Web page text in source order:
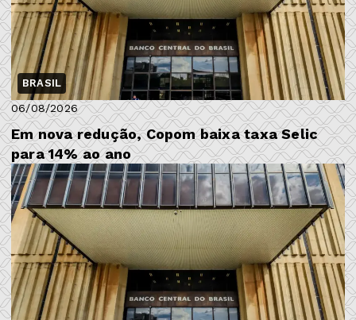
BRASIL
06/08/2026
Em nova redução, Copom baixa taxa Selic
para 14% ao ano